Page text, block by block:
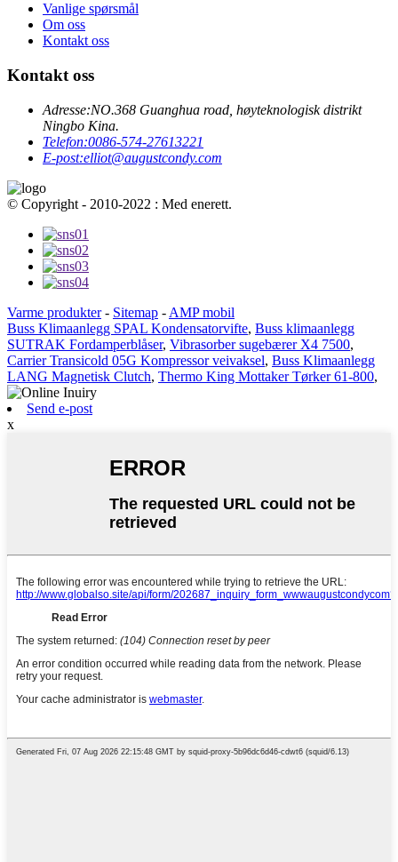
Vanlige spørsmål
Om oss
Kontakt oss
Kontakt oss
Adresse:NO.368 Guanghua road, høyteknologisk distrikt
Ningbo Kina.
Telefon:0086-574-27613221
E-post:elliot@augustcondy.com
© Copyright - 2010-2022 : Med enerett.
Varme produkter- Sitemap - AMP mobil
Buss Klimaanlegg SPAL Kondensatorvifte, Buss klimaanlegg
SUTRAK Fordamperblåser, Vibrasorber sugebærer X4 7500,
Carrier Transicold 05G Kompressor veivaksel, Buss Klimaanlegg
LANG Magnetisk Clutch, Thermo King Mottaker Tørker 61-800,
Send e-post
x